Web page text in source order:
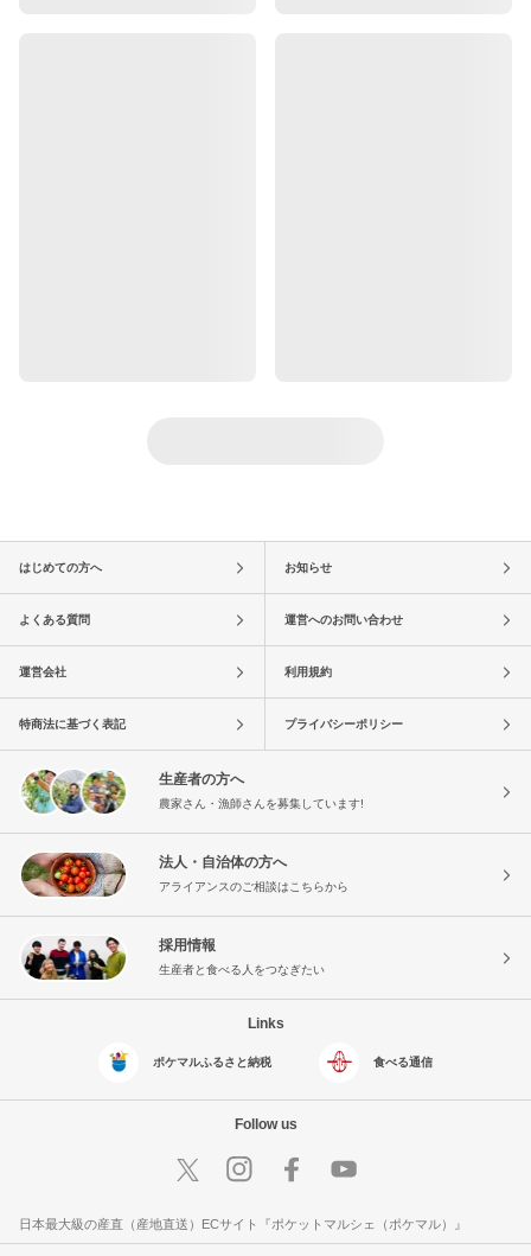
はじめての方へ お知らせ
よくある質問 運営へのお問い合わせ
運営会社 利用規約
特商法に基づく表記 プライバシーポリシー
生産者の方へ
農家さん・漁師さんを募集しています!
法人・自治体の方へ
アライアンスのご相談はこちらから
採用情報
生産者と食べる人をつなぎたい
Links
ポケマルふるさと納税 食べる通信
Follow us
日本最大級の産直（産地直送）ECサイト『ポケットマルシェ（ポケマル）』